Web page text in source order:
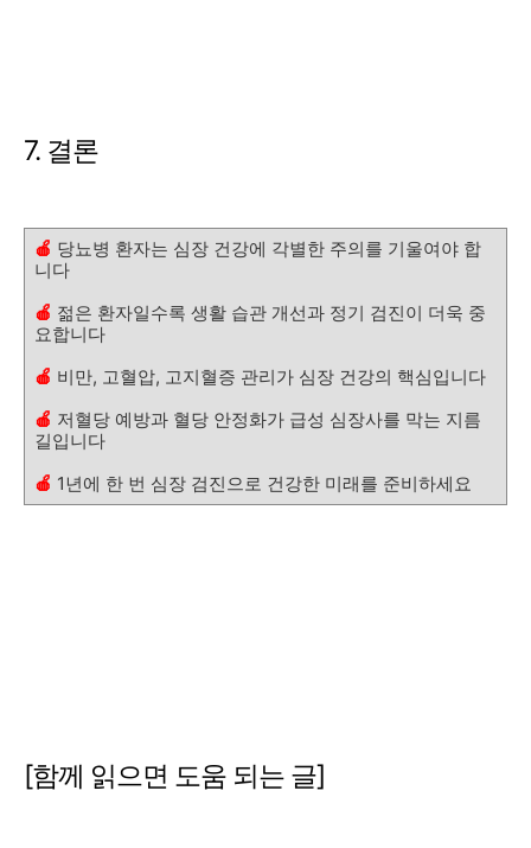
7. 결론
🍎 당뇨병 환자는 심장 건강에 각별한 주의를 기울여야 합
니다
🍎 젊은 환자일수록 생활 습관 개선과 정기 검진이 더욱 중
요합니다
🍎 비만, 고혈압, 고지혈증 관리가 심장 건강의 핵심입니다
🍎 저혈당 예방과 혈당 안정화가 급성 심장사를 막는 지름
길입니다
🍎 1년에 한 번 심장 검진으로 건강한 미래를 준비하세요
[함께 읽으면 도움 되는 글]